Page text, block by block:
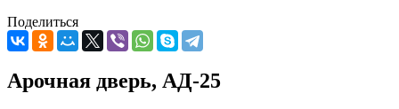
Поделиться
Арочная дверь, АД-25